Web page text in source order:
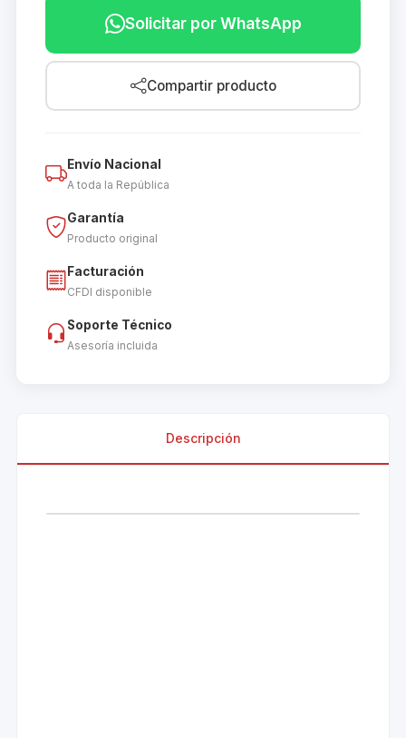
Solicitar por WhatsApp
Compartir producto
Envío Nacional
A toda la República
Garantía
Producto original
Facturación
CFDI disponible
Soporte Técnico
Asesoría incluida
Descripción